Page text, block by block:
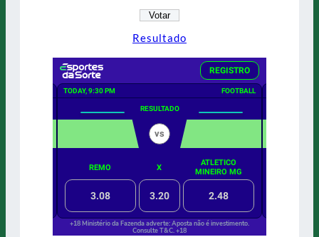
Resultado